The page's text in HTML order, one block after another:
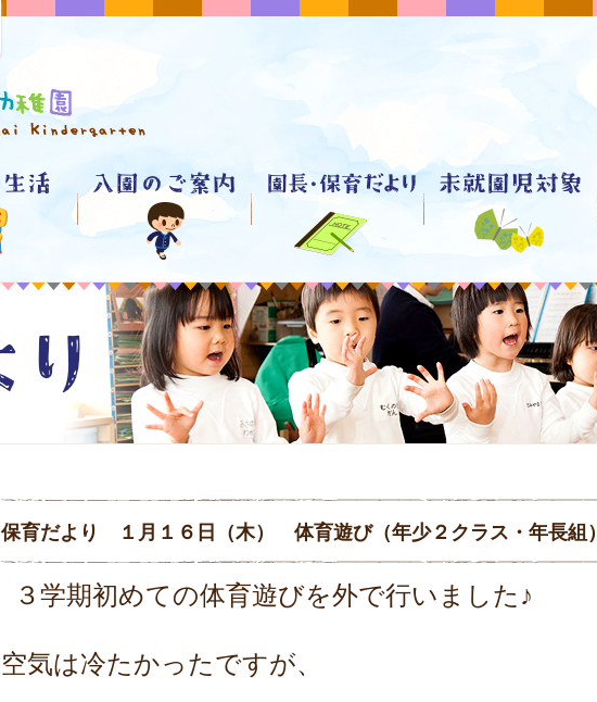
保育だより １月１６日（木） 体育遊び（年少２クラス・年長組）
３学期初めての体育遊びを外で行いました♪
空気は冷たかったですが、